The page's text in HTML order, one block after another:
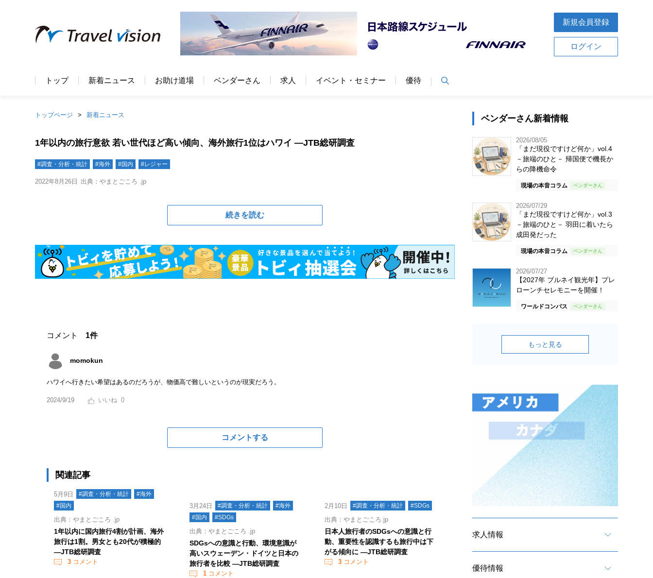
新規会員登録
ログイン
トップ 新着ニュース お助け道場 ベンダーさん 求人 イベント・セミナー 優待
トップページ 新着ニュース
1年以内の旅行意欲 若い世代ほど高い傾向、海外旅行1位はハワイ —JTB総研調査
#調査・分析・統計 #海外 #国内 #レジャー
2022年8月26日 出典：やまとごころ .jp
続きを読む
コメント 1件
momokun
ハワイへ行きたい希望はあるのだろうが、物価高で難しいというのが現実だろう。
2024/9/19 0
コメントする
関連記事
5月9日 #調査・分析・統計
#海外
#国内
出典：やまとごころ .jp
1年以内に国内旅行4割が計画、海外
旅行は1割。男女とも20代が積極的
―JTB総研調査
3 コメント
3月24日 #調査・分析・統計
#海外
#国内
#SDGs
出典：やまとごころ .jp
SDGsへの意識と行動、環境意識が
高いスウェーデン・ドイツと日本の
旅行者を比較 —JTB総研調査
1コメント
2月10日 #調査・分析・統計 #SDGs
出典：やまとごころ.jp
日本人旅行者のSDGsへの意識と行
動、重要性を認識するも旅行中は下
がる傾向に —JTB総研調査
3 コメント
ベンダーさん新着情報
2026/08/05
「まだ現役ですけど何か」vol.4
－旅端のひと－ 帰国便で機長か
らの降機命令
現場の本音コラム
2026/07/29
「まだ現役ですけど何か」vol.3
－旅端のひと－ 羽田に着いたら
成田発だった
現場の本音コラム
2026/07/27
【2027年 ブルネイ観光年】プレ
ローンチセレモニーを開催！
ワールドコンパス
もっと見る
求人情報
優待情報